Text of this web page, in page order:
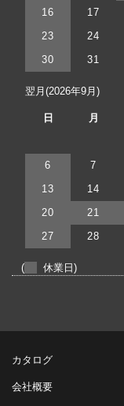
16
17
23
24
30
31
翌月(2026年9月)
日 月
6
7
13
14
20
21
27
28
( 休業日)
カタログ
会社概要